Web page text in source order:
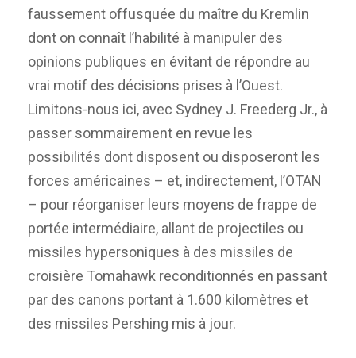
faussement offusquée du maître du Kremlin
dont on connaît l’habilité à manipuler des
opinions publiques en évitant de répondre au
vrai motif des décisions prises à l’Ouest.
Limitons-nous ici, avec Sydney J. Freederg Jr., à
passer sommairement en revue les
possibilités dont disposent ou disposeront les
forces américaines – et, indirectement, l’OTAN
– pour réorganiser leurs moyens de frappe de
portée intermédiaire, allant de projectiles ou
missiles hypersoniques à des missiles de
croisière Tomahawk reconditionnés en passant
par des canons portant à 1.600 kilomètres et
des missiles Pershing mis à jour.